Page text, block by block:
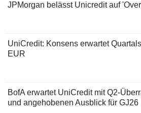
JPMorgan belässt Unicredit auf
UniCredit: Konsens erwartet
EUR
BofA erwartet UniCredit mit Q2-
und angehobenen Ausblick für GJ26